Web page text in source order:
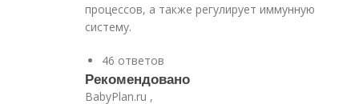
процессов, а также регулирует иммунную
систему.
46 ответов
Рекомендовано
BabyPlan.ru ,